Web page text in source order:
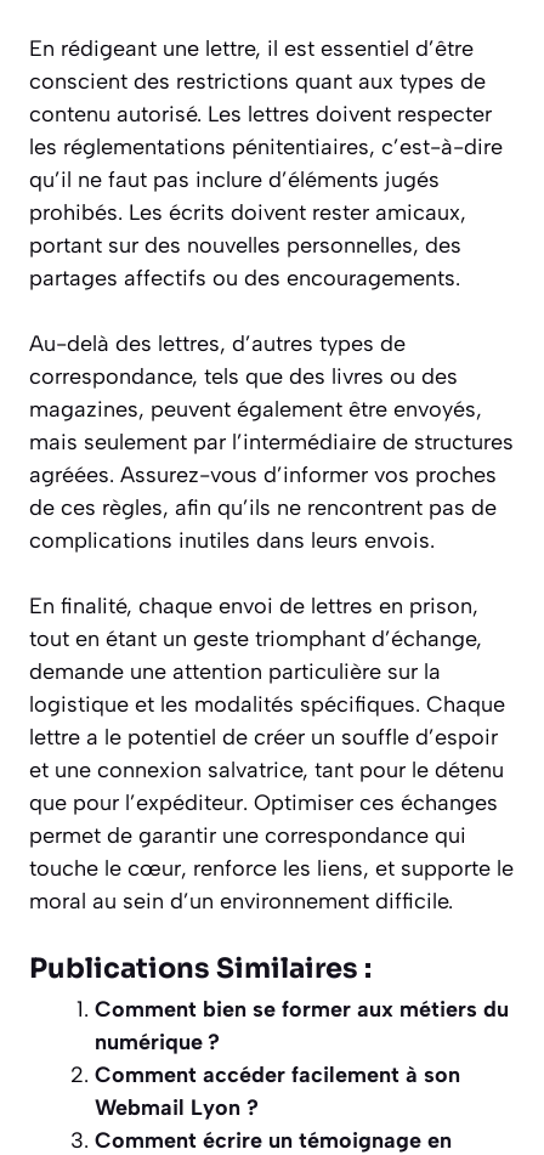
En rédigeant une lettre, il est essentiel d’être
conscient des restrictions quant aux types de
contenu autorisé. Les lettres doivent respecter
les réglementations pénitentiaires, c’est-à-dire
qu’il ne faut pas inclure d’éléments jugés
prohibés. Les écrits doivent rester amicaux,
portant sur des nouvelles personnelles, des
partages affectifs ou des encouragements.
Au-delà des lettres, d’autres types de
correspondance, tels que des livres ou des
magazines, peuvent également être envoyés,
mais seulement par l’intermédiaire de structures
agréées. Assurez-vous d’informer vos proches
de ces règles, afin qu’ils ne rencontrent pas de
complications inutiles dans leurs envois.
En finalité, chaque envoi de lettres en prison,
tout en étant un geste triomphant d’échange,
demande une attention particulière sur la
logistique et les modalités spécifiques. Chaque
lettre a le potentiel de créer un souffle d’espoir
et une connexion salvatrice, tant pour le détenu
que pour l’expéditeur. Optimiser ces échanges
permet de garantir une correspondance qui
touche le cœur, renforce les liens, et supporte le
moral au sein d’un environnement difficile.
Publications Similaires :
Comment bien se former aux métiers du
numérique ?
Comment accéder facilement à son
Webmail Lyon ?
Comment écrire un témoignage en